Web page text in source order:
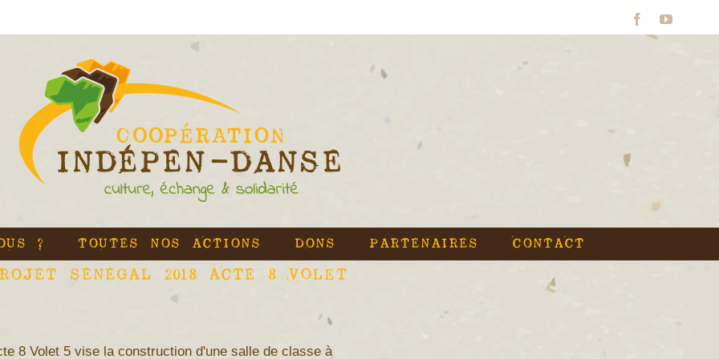
FacebookYouTube
? TOUTES NOS ACTIONS DONS PARTENAIRES CONTACT
SÉNÉGAL 2018 ACTE 8 Volet
8 Volet 5 vise la construction d'une salle de classe à